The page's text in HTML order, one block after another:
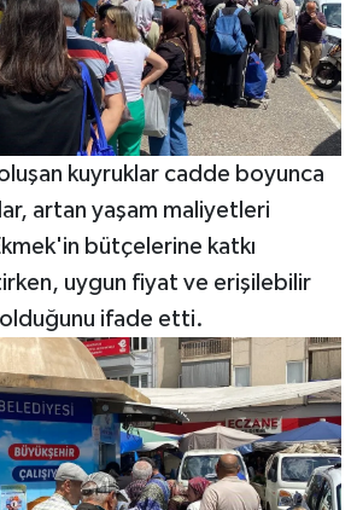
kuyruklar cadde boyunca
artan yaşam maliyetleri
bütçelerine katkı
uygun fiyat ve erişilebilir
ifade etti.